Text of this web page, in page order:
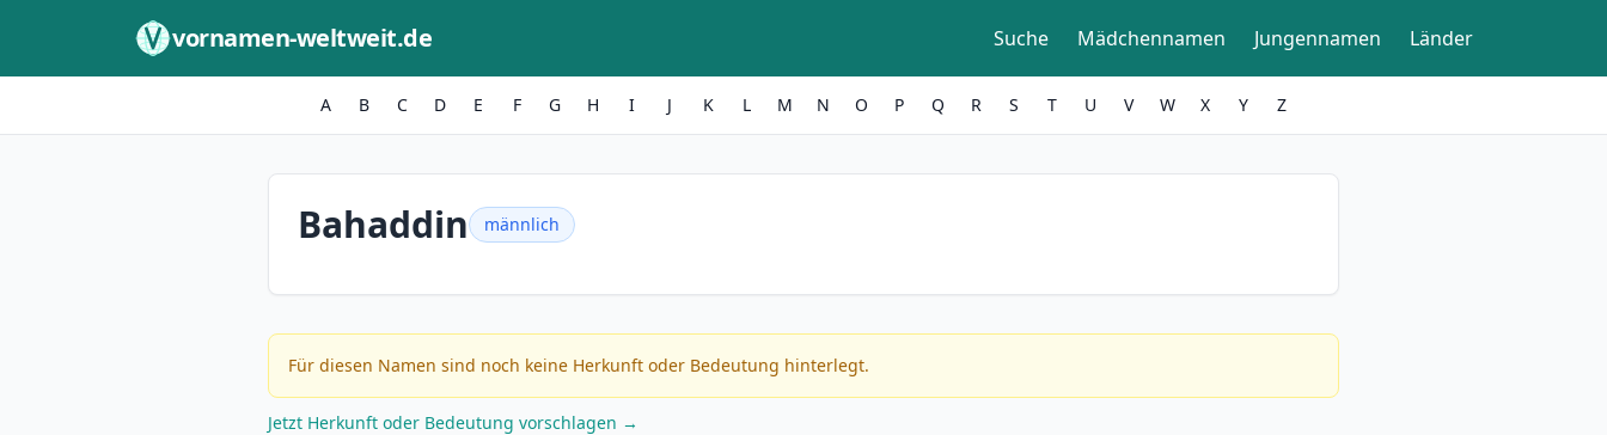
vornamen-weltweit.de Suche Mädchennamen Jungennamen Länder
A B C D E F G H I J K L M N O P Q R S T U V W X Y Z
Bahaddin männlich
Für diesen Namen sind noch keine Herkunft oder Bedeutung hinterlegt.
Jetzt Herkunft oder Bedeutung vorschlagen →